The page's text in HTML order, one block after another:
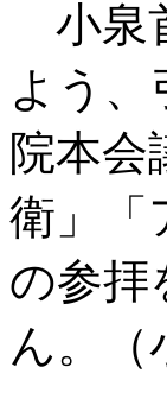
小泉
よう
院本会
衛」「
の参拝
ん。（